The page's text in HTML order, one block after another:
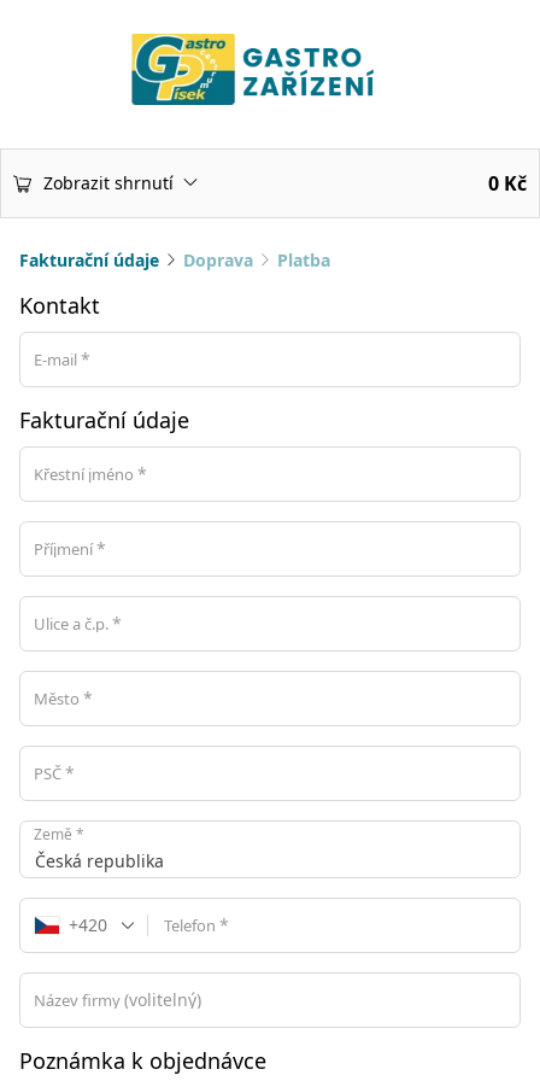
Zobrazit shrnutí 0 Kč
Fakturační údaje Doprava Platba
Kontakt
E-mail*
Fakturační údaje
Křestní jméno *
Příjmení*
Ulice a č.p.*
Město *
PSČ*
Země *
Česká republika
Telefon *
+420
Název firmy(volitelný)
Poznámka k objednávce